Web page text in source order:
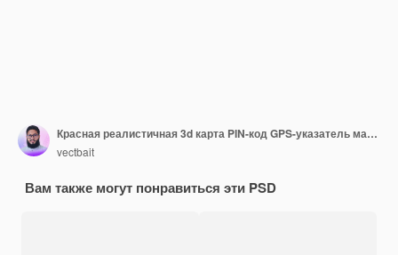
Красная реалистичная 3d карта PIN-код GPS-указатель маркеры указатель местоположения значок
vectbait
Вам также могут понравиться эти PSD